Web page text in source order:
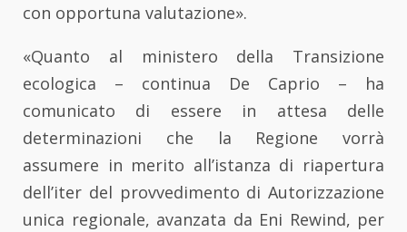
con opportuna valutazione».
«Quanto al ministero della Transizione
ecologica – continua De Caprio – ha
comunicato di essere in attesa delle
determinazioni che la Regione vorrà
assumere in merito all’istanza di riapertura
dell’iter del provvedimento di Autorizzazione
unica regionale, avanzata da Eni Rewind, per